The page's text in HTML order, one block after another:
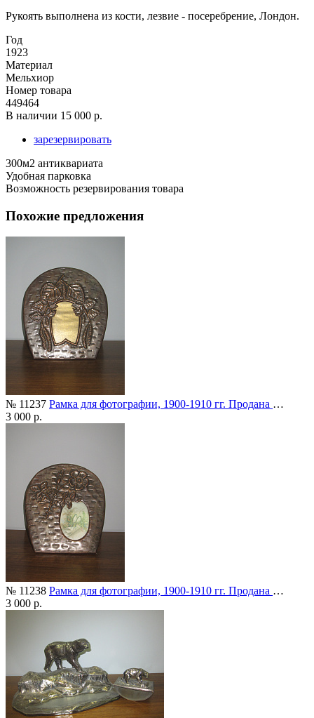
Рукоять выполнена из кости, лезвие - посеребрение, Лондон.
Год
1923
Материал
Мельхиор
Номер товара
449464
В наличии 15 000 р.
зарезервировать
300м2 антиквариата
Удобная парковка
Возможность резервирования товара
Похожие предложения
№ 11237 Рамка для фотографии, 1900-1910 гг. Продана …
3 000 р.
№ 11238 Рамка для фотографии, 1900-1910 гг. Продана …
3 000 р.